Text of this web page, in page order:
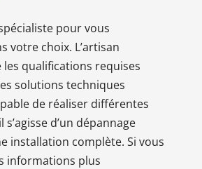
pour vous
votre choix. L’artisan
qualifications requises
solutions techniques
de réaliser différentes
d’un dépannage
installation complète. Si vous
informations plus